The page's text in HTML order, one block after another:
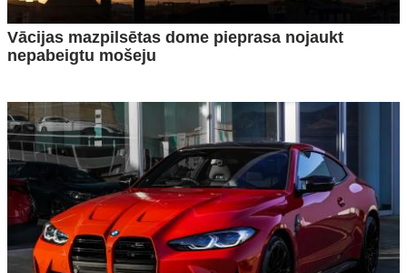
Vācijas mazpilsētas dome pieprasa nojaukt
nepabeigtu mošeju